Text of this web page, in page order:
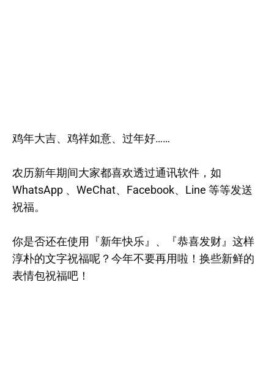
鸡年大吉、鸡祥如意、过年好……
农历新年期间大家都喜欢透过通讯软件，如
WhatsApp 、WeChat、Facebook、Line 等等发送
祝福。
你是否还在使用『新年快乐』、『恭喜发财』这样
淳朴的文字祝福呢？今年不要再用啦！换些新鲜的
表情包祝福吧！